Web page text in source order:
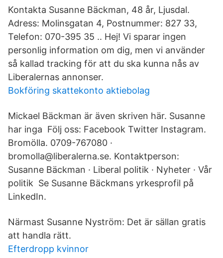
Kontakta Susanne Bäckman, 48 år, Ljusdal.
Adress: Molinsgatan 4, Postnummer: 827 33,
Telefon: 070-395 35 .. Hej! Vi sparar ingen
personlig information om dig, men vi använder
så kallad tracking för att du ska kunna nås av
Liberalernas annonser.
Bokföring skattekonto aktiebolag
Mickael Bäckman är även skriven här. Susanne
har inga Följ oss: Facebook Twitter Instagram.
Bromölla. 0709-767080 ·
bromolla@liberalerna.se. Kontaktperson:
Susanne Bäckman · Liberal politik · Nyheter · Vår
politik Se Susanne Bäckmans yrkesprofil på
LinkedIn.
Närmast Susanne Nyström: Det är sällan gratis
att handla rätt.
Efterdropp kvinnor